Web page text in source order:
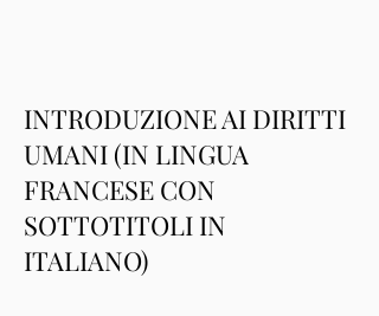
INTRODUZIONE AI DIRITTI
UMANI (IN LINGUA
FRANCESE CON
SOTTOTITOLI IN
ITALIANO)